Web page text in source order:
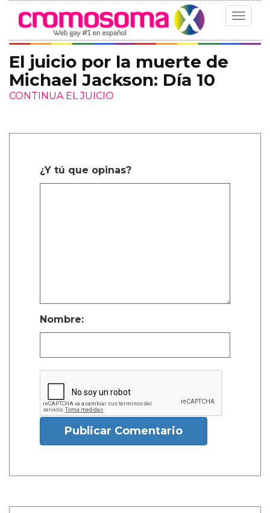
Toggle
El juicio por la muerte de
Michael Jackson: Día 10
CONTINUA EL JUICIO
¿Y tú que opinas?
Nombre:
Publicar Comentario